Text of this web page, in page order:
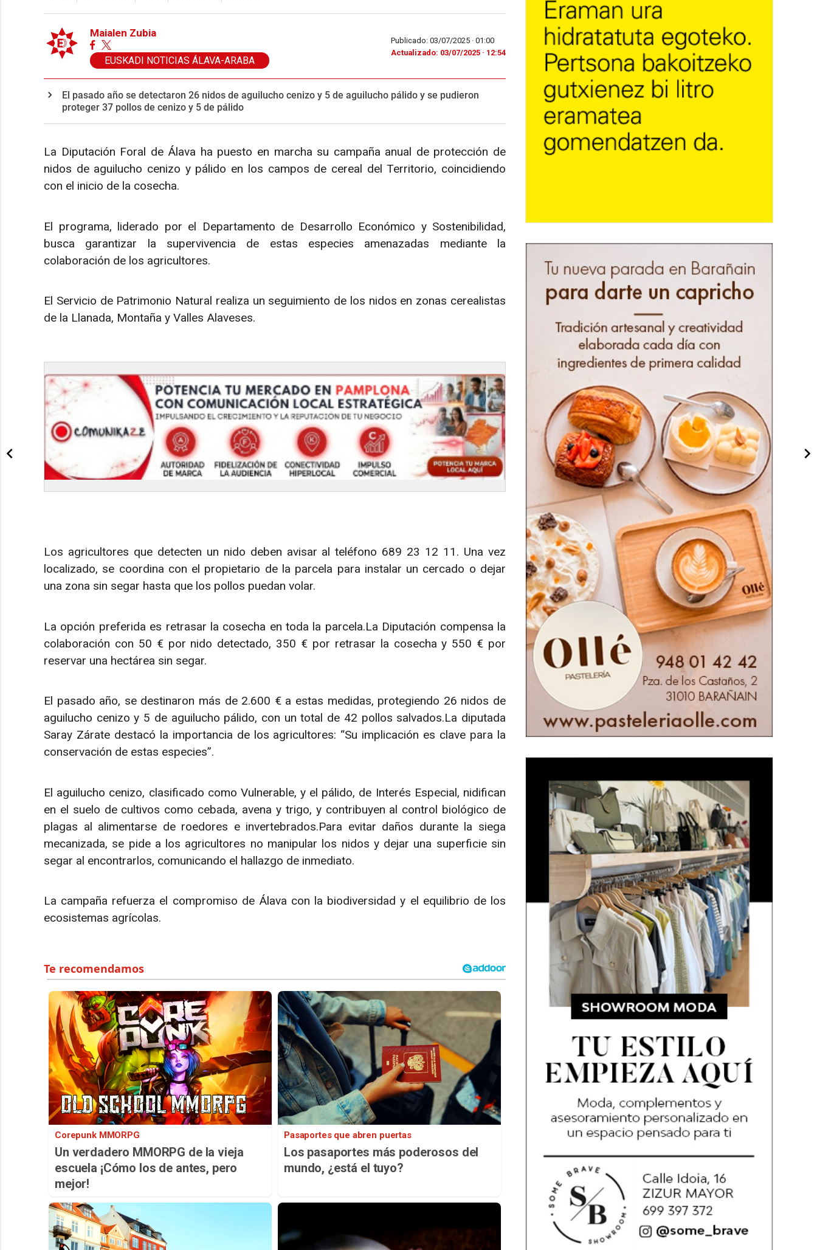
Maialen Zubia
EUSKADI NOTICIAS ÁLAVA-ARABA
Publicado: 03/07/2025 · 01:00
Actualizado: 03/07/2025 · 12:54
El pasado año se detectaron 26 nidos de aguilucho cenizo y 5 de aguilucho pálido y se pudieron
proteger 37 pollos de cenizo y 5 de pálido
La Diputación Foral de Álava ha puesto en marcha su campaña anual de protección de
nidos de aguilucho cenizo y pálido en los campos de cereal del Territorio, coincidiendo
con el inicio de la cosecha.
El programa, liderado por el Departamento de Desarrollo Económico y Sostenibilidad,
busca garantizar la supervivencia de estas especies amenazadas mediante la
colaboración de los agricultores.
El Servicio de Patrimonio Natural realiza un seguimiento de los nidos en zonas cerealistas
de la Llanada, Montaña y Valles Alaveses.
Los agricultores que detecten un nido deben avisar al teléfono 689 23 12 11. Una vez
localizado, se coordina con el propietario de la parcela para instalar un cercado o dejar
una zona sin segar hasta que los pollos puedan volar.
La opción preferida es retrasar la cosecha en toda la parcela.La Diputación compensa la
colaboración con 50 € por nido detectado, 350 € por retrasar la cosecha y 550 € por
reservar una hectárea sin segar.
El pasado año, se destinaron más de 2.600 € a estas medidas, protegiendo 26 nidos de
aguilucho cenizo y 5 de aguilucho pálido, con un total de 42 pollos salvados.La diputada
Saray Zárate destacó la importancia de los agricultores: “Su implicación es clave para la
conservación de estas especies”.
El aguilucho cenizo, clasificado como Vulnerable, y el pálido, de Interés Especial, nidifican
en el suelo de cultivos como cebada, avena y trigo, y contribuyen al control biológico de
plagas al alimentarse de roedores e invertebrados.Para evitar daños durante la siega
mecanizada, se pide a los agricultores no manipular los nidos y dejar una superficie sin
segar al encontrarlos, comunicando el hallazgo de inmediato.
La campaña refuerza el compromiso de Álava con la biodiversidad y el equilibrio de los
ecosistemas agrícolas.
Corepunk MMORPG
Un verdadero MMORPG de la vieja
escuela ¡Cómo los de antes, pero
mejor!
Pasaportes que abren puertas
Los pasaportes más poderosos del
mundo, ¿está el tuyo?